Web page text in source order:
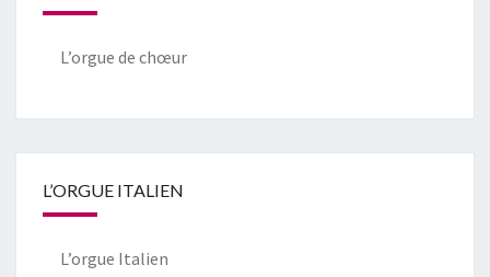
L’orgue de chœur
L’ORGUE ITALIEN
L’orgue Italien